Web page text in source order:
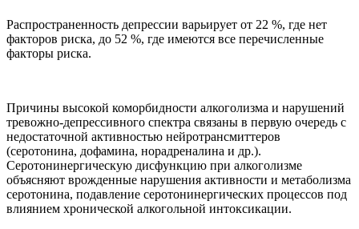
Распространенность депрессии варьирует от 22 %, где нет
факторов риска, до 52 %, где имеются все перечисленные
факторы риска.
Причины высокой коморбидности алкоголизма и нарушений
тревожно-депрессивного спектра связаны в первую очередь с
недостаточной активностью нейротрансмиттеров
(серотонина, дофамина, норадреналина и др.).
Серотонинергическую дисфункцию при алкоголизме
объясняют врожденные нарушения активности и метаболизма
серотонина, подавление серотонинергических процессов под
влиянием хронической алкогольной интоксикации.